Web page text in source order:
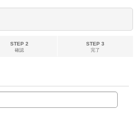
STEP 2
確認
STEP 3
完了